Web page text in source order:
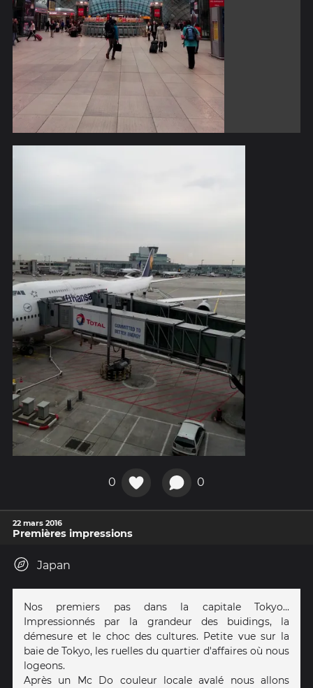
0 0
22 mars 2016
Premières impressions
Japan
Nos premiers pas dans la capitale Tokyo...
Impressionnés par la grandeur des buidings, la
démesure et le choc des cultures. Petite vue sur la
baie de Tokyo, les ruelles du quartier d'affaires où nous
logeons.
Après un Mc Do couleur locale avalé nous allons